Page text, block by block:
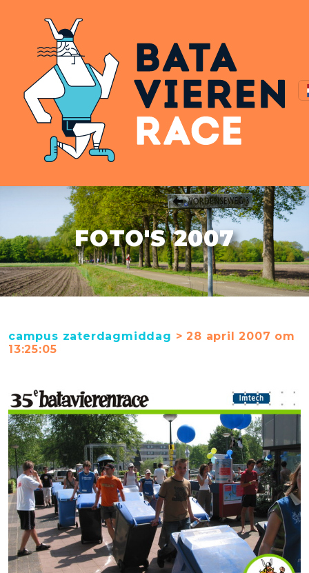
FOTO'S 2007
campus zaterdagmiddag > 28 april 2007 om
13:25:05